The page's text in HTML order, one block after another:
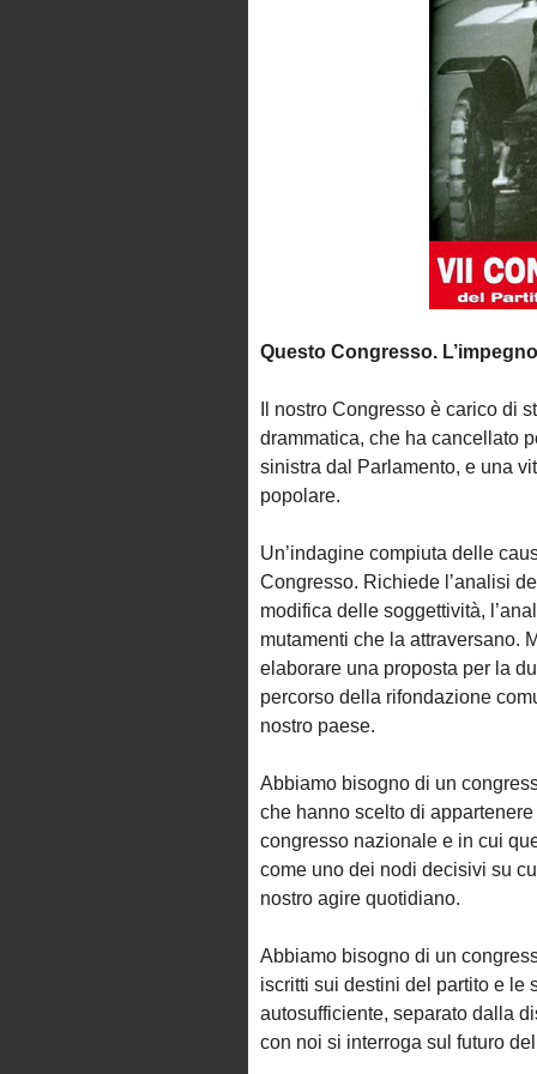
Questo Congresso.
Il nostro Congresso è carico di
drammatica, che ha cancellato
sinistra dal Parlamento, e una
popolare.
Un’indagine compiuta delle
Congresso. Richiede l’analisi
modifica delle soggettività,
mutamenti che la attraversano.
elaborare una proposta per la
percorso della rifondazione
nostro paese.
Abbiamo bisogno di un
che hanno scelto di
congresso nazionale e in cui
come uno dei nodi decisivi su
nostro agire quotidiano.
Abbiamo bisogno di un
iscritti sui destini del partito e le
autosufficiente, separato dalla
con noi si interroga sul futuro